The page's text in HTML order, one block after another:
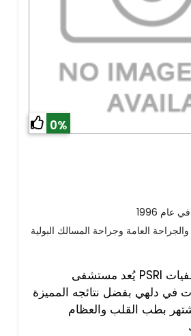
0%
1996
العامة وجراحة المسالك البولية
يُعد مستشفى PSRI من أفضل المستشفيات
في دلهي بفضل نتائجه المميزة
بطب القلب والعظام